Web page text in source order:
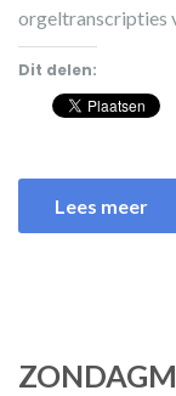
orgeltranscripties
Dit delen:
Lees meer